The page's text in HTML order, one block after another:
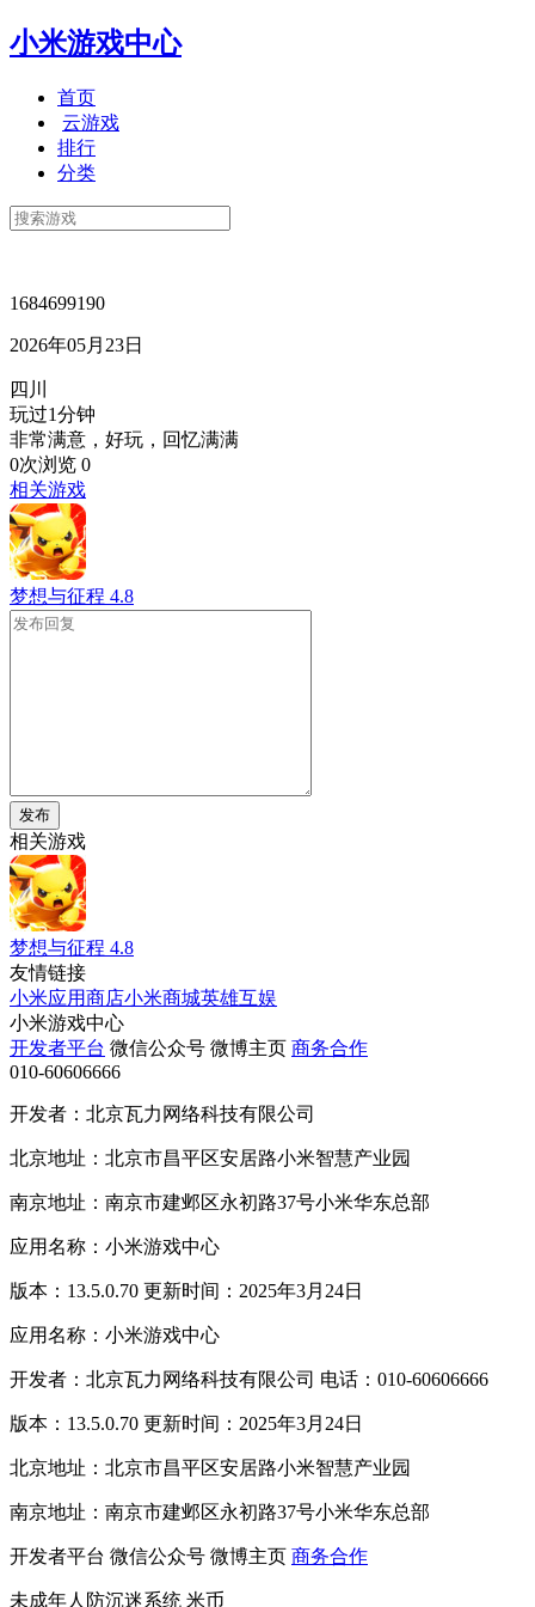
小米游戏中心
首页
云游戏
排行
分类
1684699190
2026年05月23日
四川
玩过1分钟
非常满意，好玩，回忆满满
0次浏览 0
相关游戏
梦想与征程 4.8
发布
相关游戏
梦想与征程 4.8
友情链接
小米应用商店小米商城英雄互娱
小米游戏中心
开发者平台 微信公众号 微博主页 商务合作
010-60606666
开发者：北京瓦力网络科技有限公司
北京地址：北京市昌平区安居路小米智慧产业园
南京地址：南京市建邺区永初路37号小米华东总部
应用名称：小米游戏中心
版本：13.5.0.70 更新时间：2025年3月24日
应用名称：小米游戏中心
开发者：北京瓦力网络科技有限公司 电话：010-60606666
版本：13.5.0.70 更新时间：2025年3月24日
北京地址：北京市昌平区安居路小米智慧产业园
南京地址：南京市建邺区永初路37号小米华东总部
开发者平台 微信公众号 微博主页 商务合作
未成年人防沉迷系统 米币